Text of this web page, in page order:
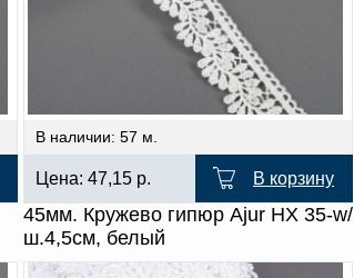
В наличии: 57 м.
Цена: 47,15 р. В корзину
45мм. Кружево гипюр Ajur HX 35-w/
ш.4,5см, белый